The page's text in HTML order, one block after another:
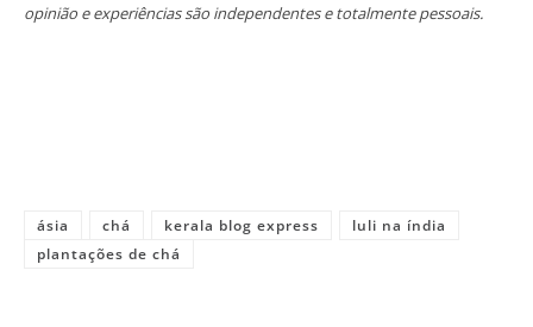
opinião e experiências são independentes e totalmente pessoais.
ásia chá kerala blog express
luli na índia
plantações de chá